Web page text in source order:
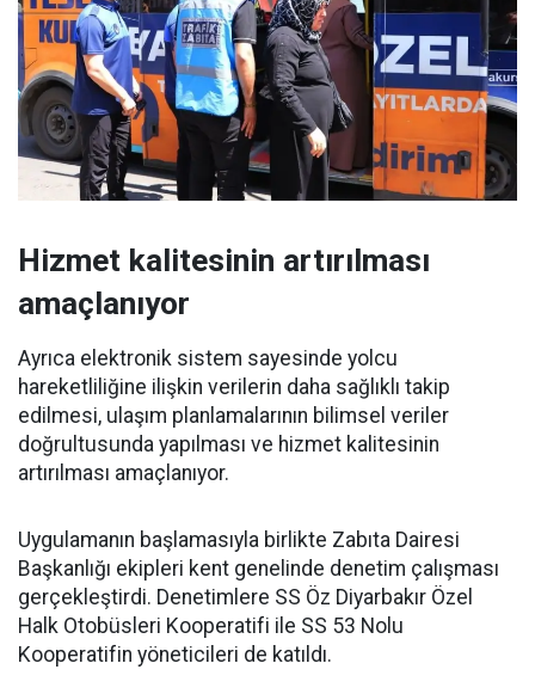
Hizmet kalitesinin artırılması
amaçlanıyor
Ayrıca elektronik sistem sayesinde yolcu
hareketliliğine ilişkin verilerin daha sağlıklı takip
edilmesi, ulaşım planlamalarının bilimsel veriler
doğrultusunda yapılması ve hizmet kalitesinin
artırılması amaçlanıyor.
Uygulamanın başlamasıyla birlikte Zabıta Dairesi
Başkanlığı ekipleri kent genelinde denetim çalışması
gerçekleştirdi. Denetimlere SS Öz Diyarbakır Özel
Halk Otobüsleri Kooperatifi ile SS 53 Nolu
Kooperatifin yöneticileri de katıldı.